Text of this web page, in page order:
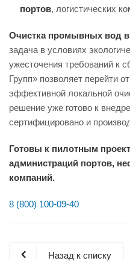
портов, логистических
Очистка промывных вод в
задача в условиях
ужесточения требований к
Групп» позволяет перейти
эффективной локальной
решение уже готово к
сертифицировано и
Готовы к пилотным
администраций портов,
компаний.
8 (800) 100-09-40
Назад к списку